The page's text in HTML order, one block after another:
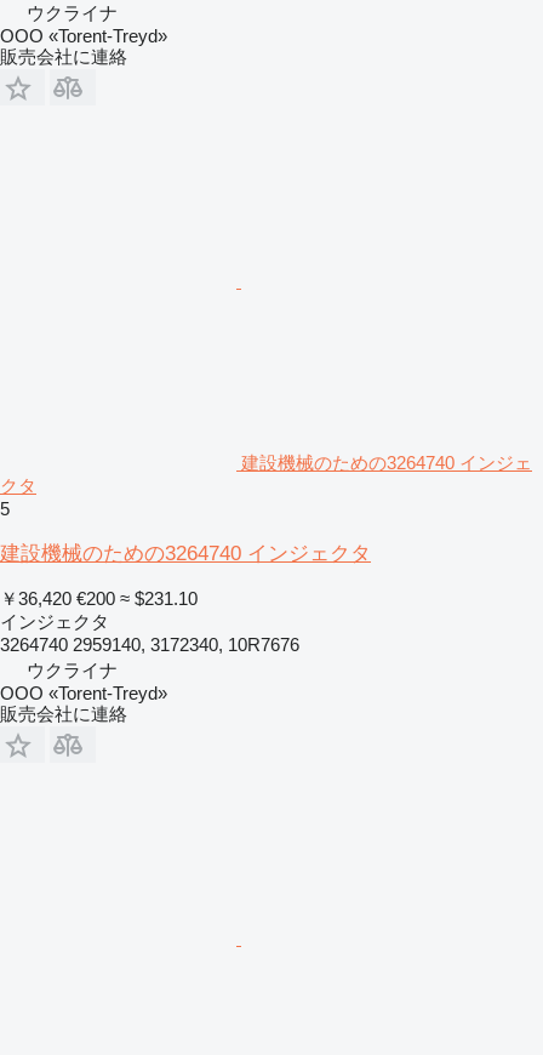
ウクライナ
OOO «Torent-Treyd»
販売会社に連絡
建設機械のための3264740 インジェ
クタ
5
建設機械のための3264740 インジェクタ
￥36,420 €200 ≈ $231.10
インジェクタ
3264740 2959140, 3172340, 10R7676
ウクライナ
OOO «Torent-Treyd»
販売会社に連絡